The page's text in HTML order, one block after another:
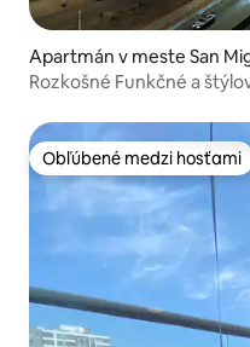
Apartmán v meste San
Rozkošné Funkčné a
Obľúbené medzi hosťami
Obľúbené medzi hosťami